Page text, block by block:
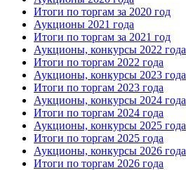
Итоги по торгам за 2020 год
Аукционы 2021 года
Итоги по торгам за 2021 год
Аукционы, конкурсы 2022 года
Итоги по торгам 2022 года
Аукционы, конкурсы 2023 года
Итоги по торгам 2023 года
Аукционы, конкурсы 2024 года
Итоги по торгам 2024 года
Аукционы, конкурсы 2025 года
Итоги по торгам 2025 года
Аукционы, конкурсы 2026 года
Итоги по торгам 2026 года